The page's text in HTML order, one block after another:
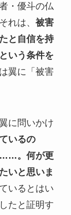
・優斗の仏
れは、 被害
と自信を持
いう条件を
翼に「被害
に問いかけ
いるの
。何が更
いと思いま
いるとはい
たと証明す